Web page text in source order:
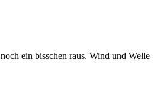
ein bisschen raus. Wind und Welle